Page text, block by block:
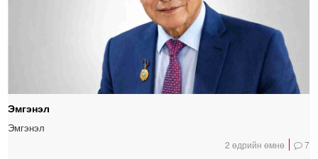
Эмгэнэл
Эмгэнэл
2 өдрийн өмнө 7